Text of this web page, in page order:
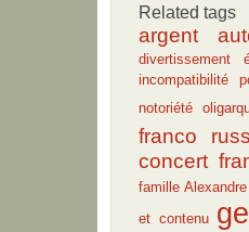
Related tags
argent
divertissement
incompatibilité
notoriété
franco
concert
famille
et contenu